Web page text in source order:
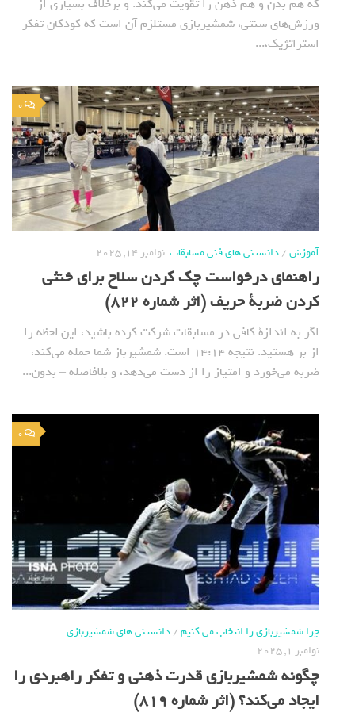
که هم بدن و هم ذهن را تقویت می‌کند. و برخلاف بسیاری از
ورزش‌های سنتی، شمشیربازی مستلزم آن است که کودکان تفکر
استراتژیک،...
0
آموزش/دانستنی های فنی مسابقات نوامبر 14, 2025
راهنمای درخواست چک کردن سلاح برای خنثی
کردن ضربة حریف (اثر شماره 822)
اگر به اندازة کافی در مسابقات شرکت کرده باشید، این لحظه را
از بر هستید. نتیجه ۱۴:۱۴ است. شمشیرباز شما حمله می‌کند،
ضربه می‌خورد و امتیاز را از دست می‌دهد، و بلافاصله – بدون...
0
چرا شمشیربازی را انتخاب می کنیم/دانستنی های شمشیربازی
نوامبر 1, 2025
چگونه شمشیربازی قدرت ذهنی و تفکر راهبردی را
ایجاد می‌کند؟ (اثر شماره 819)